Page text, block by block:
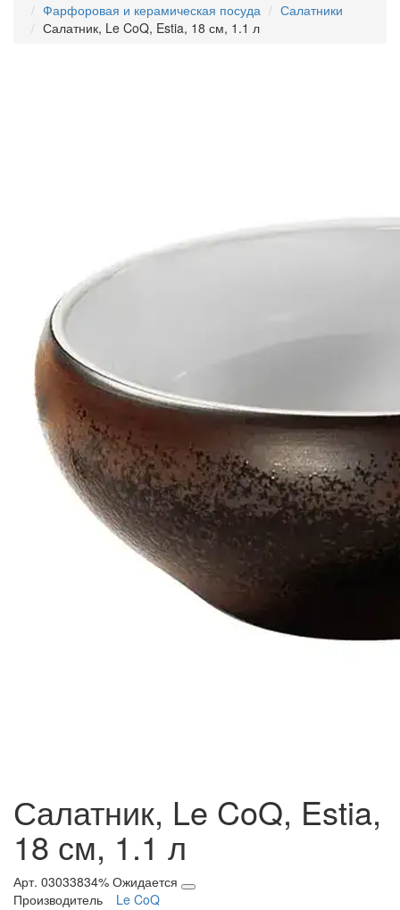
Фарфоровая и керамическая посуда
Салатники
Салатник, Le CoQ, Estia, 18 см, 1.1 л
Салатник, Le CoQ, Estia,
18 см, 1.1 л
Арт. 03033834% Ожидается
Производитель
Le CoQ